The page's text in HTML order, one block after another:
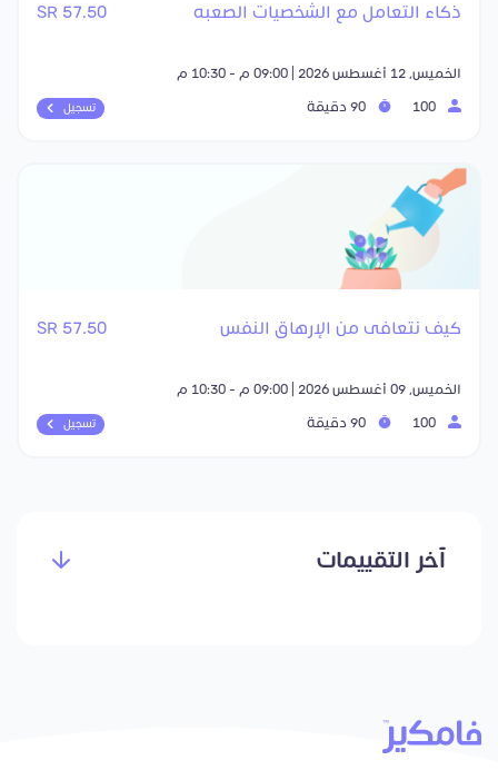
ذكاء التعامل مع الشخصيات الصعبه 57.50 SR
الخميس, 12 أغسطس 2026 | 09:00 م - 10:30 م
تسجيل
كيف نتعافى من الإرهاق النفس 57.50 SR
الخميس, 09 أغسطس 2026 | 09:00 م - 10:30 م
تسجيل
آخر التقييمات